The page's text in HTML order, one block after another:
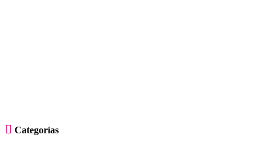
 Categorías